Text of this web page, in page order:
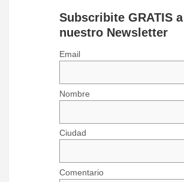
Subscribite GRATIS a
nuestro Newsletter
Email
Nombre
Ciudad
Comentario